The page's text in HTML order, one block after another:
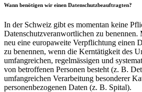
Wann benötigen wir einen Datenschutzbeauftragten?
In der Schweiz gibt es momentan keine
Datenschutzveranwortlichen zu
neu eine europaweite Verpflichtung einen
zu benennen, wenn die Kerntätigkeit des
umfangreichen, regelmässigen und
von betroffenen Personen besteht (z. B.
umfangreichen Verarbeitung besonderer
personenbezogenen Daten (z. B. Spital).